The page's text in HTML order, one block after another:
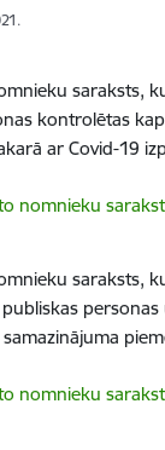
saraksts,
kontrolētas
ar Covid-19
nomnieku
saraksts,
nomnieku